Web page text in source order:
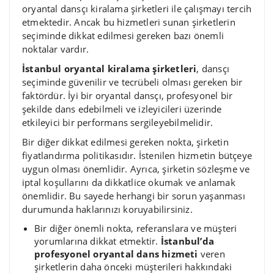
oryantal dansçı kiralama şirketleri ile çalışmayı tercih
etmektedir. Ancak bu hizmetleri sunan şirketlerin
seçiminde dikkat edilmesi gereken bazı önemli
noktalar vardır.
İstanbul oryantal kiralama şirketleri, dansçı
seçiminde güvenilir ve tecrübeli olması gereken bir
faktördür. İyi bir oryantal dansçı, profesyonel bir
şekilde dans edebilmeli ve izleyicileri üzerinde
etkileyici bir performans sergileyebilmelidir.
Bir diğer dikkat edilmesi gereken nokta, şirketin
fiyatlandırma politikasıdır. İstenilen hizmetin bütçeye
uygun olması önemlidir. Ayrıca, şirketin sözleşme ve
iptal koşullarını da dikkatlice okumak ve anlamak
önemlidir. Bu sayede herhangi bir sorun yaşanması
durumunda haklarınızı koruyabilirsiniz.
Bir diğer önemli nokta, referanslara ve müşteri
yorumlarına dikkat etmektir. İstanbul’da
profesyonel oryantal dans hizmeti veren
şirketlerin daha önceki müşterileri hakkındaki